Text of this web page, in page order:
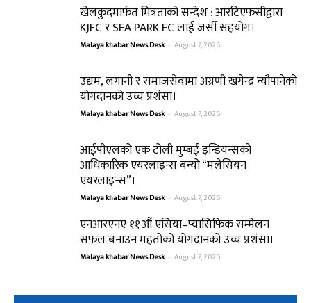
खेलकुदमार्फत मित्रताको सन्देश : आरटिएफसीद्वारा
KJFC र SEA PARK FC लाई जर्सी सहयोग।
Malaya khabar News Desk - August 7, 2026
उद्यम, लगानी र समाजसेवामा अग्रणी खगेन्द्र न्यौपानेको
योगदानको उच्च प्रशंसा।
Malaya khabar News Desk - August 7, 2026
आईपीएलको एक टोली मुम्बई इन्डियन्सको
आधिकारिक एयरलाइन्स बन्यो “मलेसियन
एयरलाइन्स”।
Malaya khabar News Desk - August 7, 2026
एनआरएनए ११औं एसिया–प्यासिफिक सम्मेलन
सफल बनाउन महतोको योगदानको उच्च प्रशंसा।
Malaya khabar News Desk - August 7, 2026